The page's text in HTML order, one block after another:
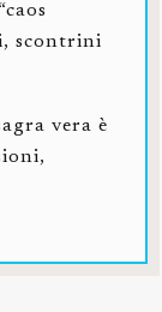
scontrini
vera è